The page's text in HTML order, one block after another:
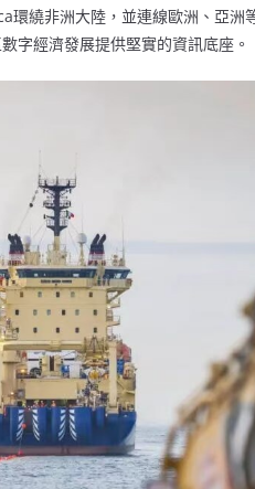
繞非洲大陸，並連線歐洲、亞洲
字經濟發展提供堅實的資訊底座。